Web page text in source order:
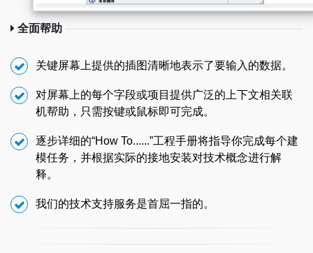
全面帮助
关键屏幕上提供的插图清晰地表示了要输入的数据。
对屏幕上的每个字段或项目提供广泛的上下文相关联
机帮助，只需按键或鼠标即可完成。
逐步详细的“How To......”工程手册将指导你完成每个建
模任务，并根据实际的接地安装对技术概念进行解
释。
我们的技术支持服务是首屈一指的。